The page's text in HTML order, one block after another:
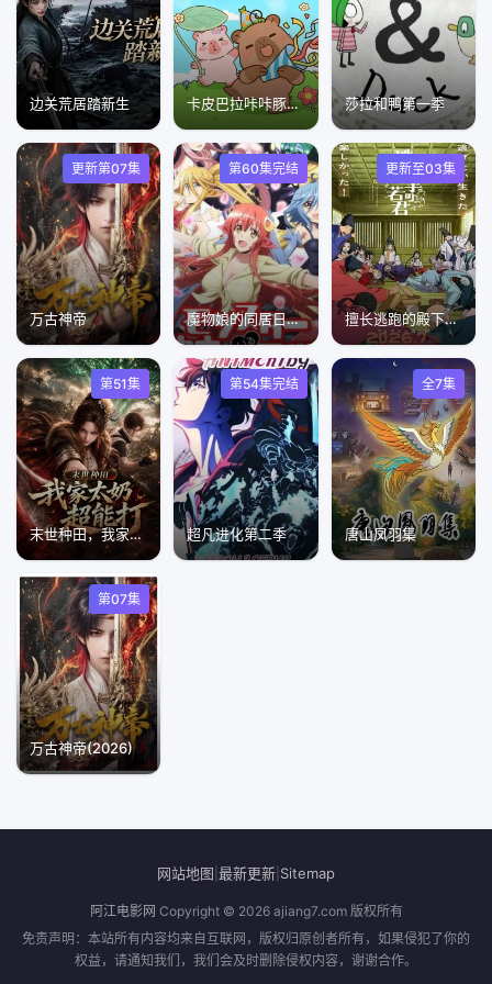
边关荒居踏新生 卡皮巴拉咔咔豚门之旅第二季 莎拉和鸭第一季
更新第07集
万古神帝
第60集完结
魔物娘的同居日常小剧场
更新至03集
擅长逃跑的殿下第2季
第51集
末世种田，我家太奶超能打
第54集完结
超凡进化第二季
全7集
唐山凤羽集
第07集
万古神帝(2026)​
网站地图 最新更新 Sitemap
阿江电影网 Copyright © 2026 ajiang7.com 版权所有
免责声明：本站所有内容均来自互联网，版权归原创者所有，如果侵犯了你的
权益，请通知我们，我们会及时删除侵权内容，谢谢合作。